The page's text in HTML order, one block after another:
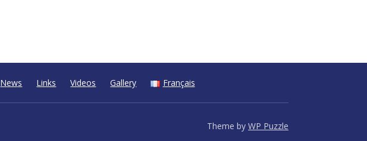
News Links Videos Gallery Français
Theme by WP Puzzle